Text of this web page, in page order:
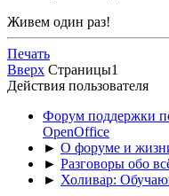
Живем один раз!
Печать
Вверх Страницы1
Действия пользователя
Форум поддержки
OpenOffice
► О форуме и
► Разговоры обо
► Холивар: